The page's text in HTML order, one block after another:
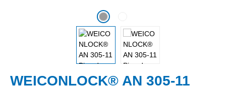
WEICONLOCK® AN 305-11